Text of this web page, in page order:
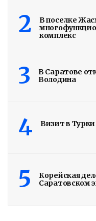
2
В поселке
комплекс
3
В Саратове
Володина
4 Визит в Турки
5
Корейская
Саратовском